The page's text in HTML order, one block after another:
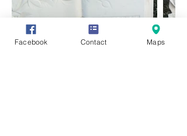
Facebook Contact Maps